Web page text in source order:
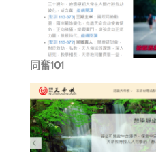
同奮101